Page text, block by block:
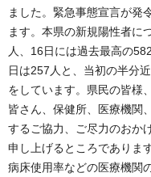
ました。緊急事態宣言が発
ます。本県の新規陽性者に
人、16日には過去最高の
日は257人と、当初の半分
をしています。県民の皆様
皆さん、保健所、医療機関
するご協力、ご尽力のおか
申し上げるところでありま
病床使用率などの医療機関